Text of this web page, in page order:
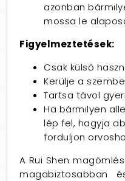
azonban
mossa le
Figyelmeztetések:
Csak külső
Kerülje a
Tartsa távol
Ha bármilyen
lép fel, hagyja
forduljon
A Rui Shen
magabiztosabban